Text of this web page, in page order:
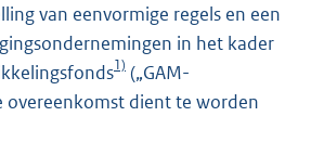
van eenvormige regels en een
in het kader
1) („GAM-
overeenkomst dient te worden